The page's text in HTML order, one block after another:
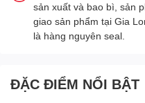
sản xuất và bao bì, sản
giao sản phẩm tại Gia
là hàng nguyên seal.
ĐẶC ĐIỂM NỔI BẬT